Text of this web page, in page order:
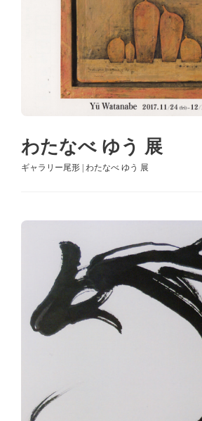
わたなべ ゆう 展
ギャラリー尾形 | わたなべ ゆう 展